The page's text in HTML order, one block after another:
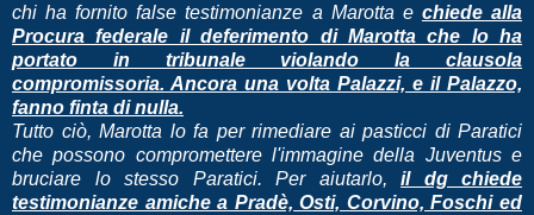
chi ha fornito false testimonianze a Marotta e chiede alla
Procura federale il deferimento di Marotta che lo ha
portato in tribunale violando la clausola
compromissoria. Ancora una volta Palazzi, e il Palazzo,
fanno finta di nulla.
Tutto ciò, Marotta lo fa per rimediare ai pasticci di Paratici
che possono compromettere l'immagine della Juventus e
bruciare lo stesso Paratici. Per aiutarlo, il dg chiede
testimonianze amiche a Pradè, Osti, Corvino, Foschi ed